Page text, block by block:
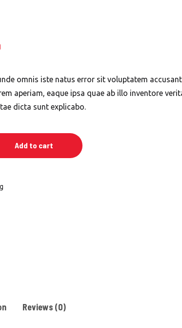
omnis iste natus error sit voluptatem
aperiam, eaque ipsa quae ab illo inventore
dicta sunt explicabo.
Add to cart
Reviews (0)